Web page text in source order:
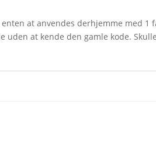
at anvendes derhjemme med
uden at kende den gamle kode.